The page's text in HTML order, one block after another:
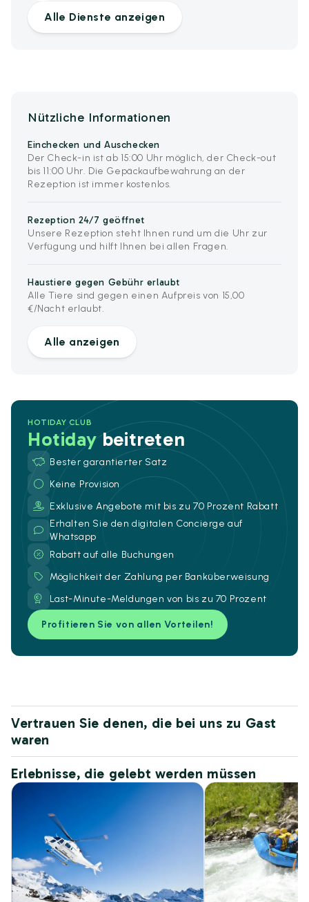
Alle Dienste anzeigen
Nützliche Informationen
Einchecken und Auschecken
Der Check-in ist ab 15:00 Uhr möglich, der Check-out
bis 11:00 Uhr. Die Gepäckaufbewahrung an der
Rezeption ist immer kostenlos.
Rezeption 24/7 geöffnet
Unsere Rezeption steht Ihnen rund um die Uhr zur
Verfügung und hilft Ihnen bei allen Fragen.
Haustiere gegen Gebühr erlaubt
Alle Tiere sind gegen einen Aufpreis von 15,00
€/Nacht erlaubt.
Alle anzeigen
HOTIDAY CLUB
Hotidaybeitreten
Bester garantierter Satz
Keine Provision
Exklusive Angebote mit bis zu 70 Prozent Rabatt
Erhalten Sie den digitalen Concierge auf
Whatsapp
Rabatt auf alle Buchungen
Möglichkeit der Zahlung per Banküberweisung
Last-Minute-Meldungen von bis zu 70 Prozent
Profitieren Sie von allen Vorteilen!
Vertrauen Sie denen, die bei uns zu Gast
waren
Erlebnisse, die gelebt werden müssen